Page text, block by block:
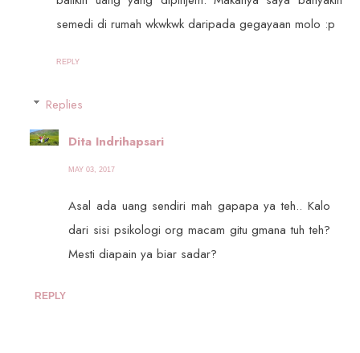
semedi di rumah wkwkwk daripada gegayaan molo :p
REPLY
Replies
Dita Indrihapsari
MAY 03, 2017
Asal ada uang sendiri mah gapapa ya teh.. Kalo
dari sisi psikologi org macam gitu gmana tuh teh?
Mesti diapain ya biar sadar?
REPLY